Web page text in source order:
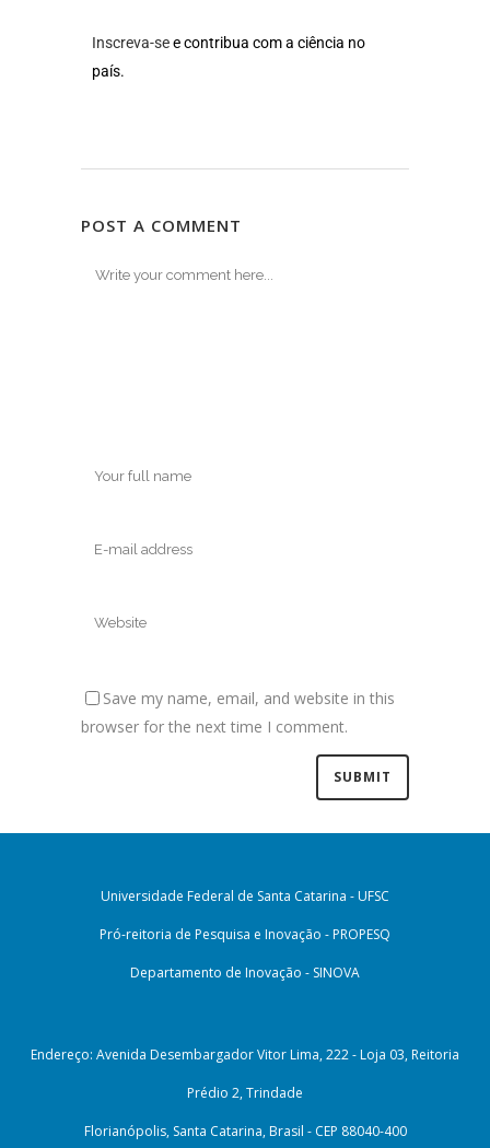
Inscreva-see contribua com a ciência no
país.
POST A COMMENT
Save my name, email, and website in this
browser for the next time I comment.
Universidade Federal de Santa Catarina - UFSC
Pró-reitoria de Pesquisa e Inovação - PROPESQ
Departamento de Inovação - SINOVA
Endereço: Avenida Desembargador Vitor Lima, 222 - Loja 03, Reitoria
Prédio 2, Trindade
Florianópolis, Santa Catarina, Brasil - CEP 88040-400